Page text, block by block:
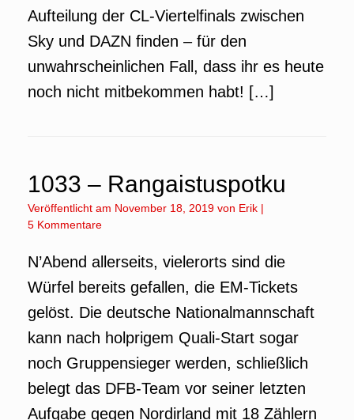
Aufteilung der CL-Viertelfinals zwischen
Sky und DAZN finden – für den
unwahrscheinlichen Fall, dass ihr es heute
noch nicht mitbekommen habt! […]
1033 – Rangaistuspotku
Veröffentlicht am November 18, 2019 von Erik |
5 Kommentare
N’Abend allerseits, vielerorts sind die
Würfel bereits gefallen, die EM-Tickets
gelöst. Die deutsche Nationalmannschaft
kann nach holprigem Quali-Start sogar
noch Gruppensieger werden, schließlich
belegt das DFB-Team vor seiner letzten
Aufgabe gegen Nordirland mit 18 Zählern